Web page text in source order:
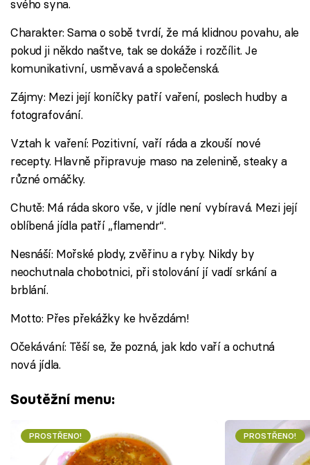
svého syna.
Charakter: Sama o sobě tvrdí, že má klidnou povahu, ale
pokud ji někdo naštve, tak se dokáže i rozčílit. Je
komunikativní, usměvavá a společenská.
Zájmy: Mezi její koníčky patří vaření, poslech hudby a
fotografování.
Vztah k vaření: Pozitivní, vaří ráda a zkouší nové
recepty. Hlavně připravuje maso na zelenině, steaky a
různé omáčky.
Chutě: Má ráda skoro vše, v jídle není vybíravá. Mezi její
oblíbená jídla patří „flamendr“.
Nesnáší: Mořské plody, zvěřinu a ryby. Nikdy by
neochutnala chobotnici, při stolování jí vadí srkání a
brblání.
Motto: Přes překážky ke hvězdám!
Očekávání: Těší se, že pozná, jak kdo vaří a ochutná
nová jídla.
Soutěžní menu:
PROSTŘENO! PROSTŘENO!